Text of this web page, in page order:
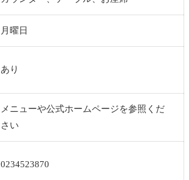
月曜日
あり
メニューや公式ホームページを参照くだ
さい
0234523870